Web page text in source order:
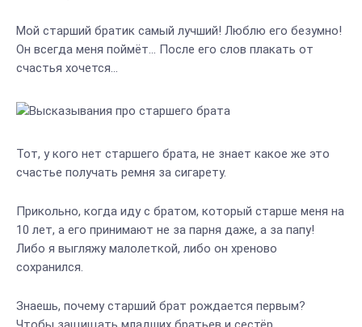
Мой старший братик самый лучший! Люблю его безумно!
Он всегда меня поймёт… После его слов плакать от
счастья хочется…
Тот, у кого нет старшего брата, не знает какое же это
счастье получать ремня за сигарету.
Прикольно, когда иду с братом, который старше меня на
10 лет, а его принимают не за парня даже, а за папу!
Либо я выгляжу малолеткой, либо он хреново
сохранился.
Знаешь, почему старший брат рождается первым?